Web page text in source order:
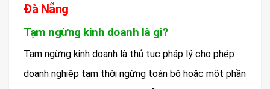
Đà Nẵng
Tạm ngừng kinh doanh là gì?
Tạm ngừng kinh doanh là thủ tục pháp lý cho phép
doanh nghiệp tạm thời ngừng toàn bộ hoặc một phần